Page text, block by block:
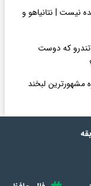
نیست | نتانیاهو و
تندرو که دوست
مشهورترین لبخند